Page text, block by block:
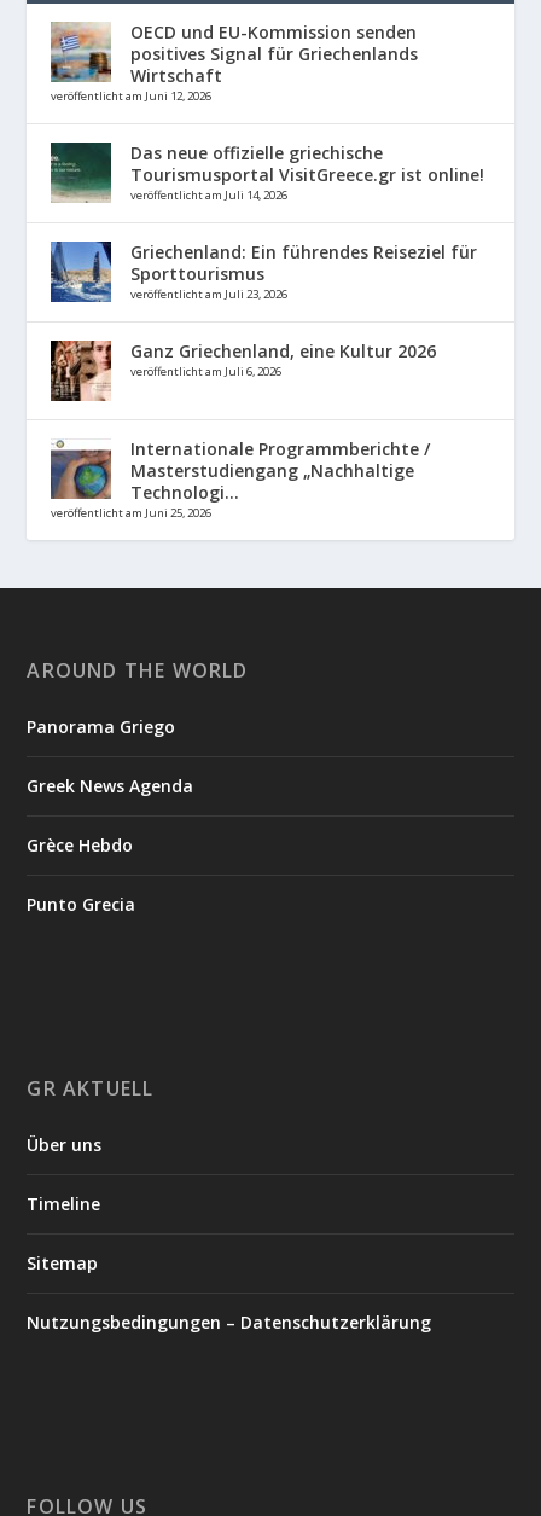
OECD und EU-Kommission senden
positives Signal für Griechenlands
Wirtschaft
veröffentlicht am Juni 12, 2026
Das neue offizielle griechische
Tourismusportal VisitGreece.gr ist online!
veröffentlicht am Juli 14, 2026
Griechenland: Ein führendes Reiseziel für
Sporttourismus
veröffentlicht am Juli 23, 2026
Ganz Griechenland, eine Kultur 2026
veröffentlicht am Juli 6, 2026
Internationale Programmberichte /
Masterstudiengang „Nachhaltige
Technologi...
veröffentlicht am Juni 25, 2026
AROUND THE WORLD
Panorama Griego
Greek News Agenda
Grèce Hebdo
Punto Grecia
GR AKTUELL
Über uns
Timeline
Sitemap
Nutzungsbedingungen – Datenschutzerklärung
FOLLOW US